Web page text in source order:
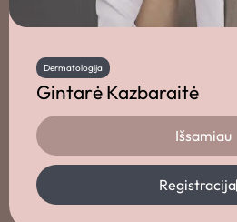
Dermatologija
Gintarė Kazbaraitė
Išsamiau
Registracija